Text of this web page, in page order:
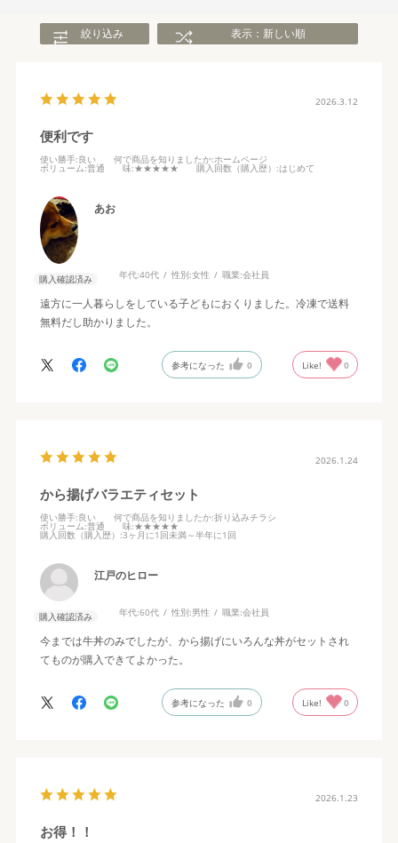
絞り込み 表示：新しい順
2026.3.12
便利です
使い勝手:良い 何で商品を知りましたか:ホームページ
ボリューム:普通 味:★★★★★ 購入回数（購入歴） :はじめて
あお
購入確認済み 年代:40代 性別:女性 職業:会社員
遠方に一人暮らしをしている子どもにおくりました。冷凍で送料
無料だし助かりました。
参考になった 0 Like! 0
2026.1.24
から揚げバラエティセット
使い勝手:良い 何で商品を知りましたか:折り込みチラシ
ボリューム:普通 味:★★★★★
購入回数（購入歴） :3ヶ月に1回未満～半年に1回
江戸のヒロー
購入確認済み 年代:60代 性別:男性 職業:会社員
今までは牛丼のみでしたが、から揚げにいろんな丼がセットされ
てものが購入できてよかった。
参考になった 0 Like! 0
2026.1.23
お得！！